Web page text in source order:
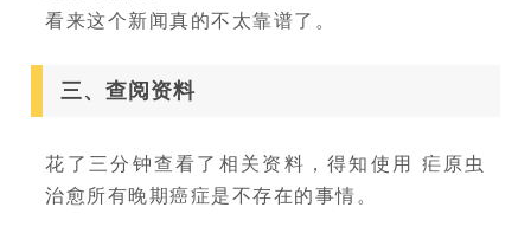
看来这个新闻真的不太靠谱了。
三、查阅资料
花了三分钟查看了相关资料，得知使用 疟原虫
治愈所有晚期癌症是不存在的事情。